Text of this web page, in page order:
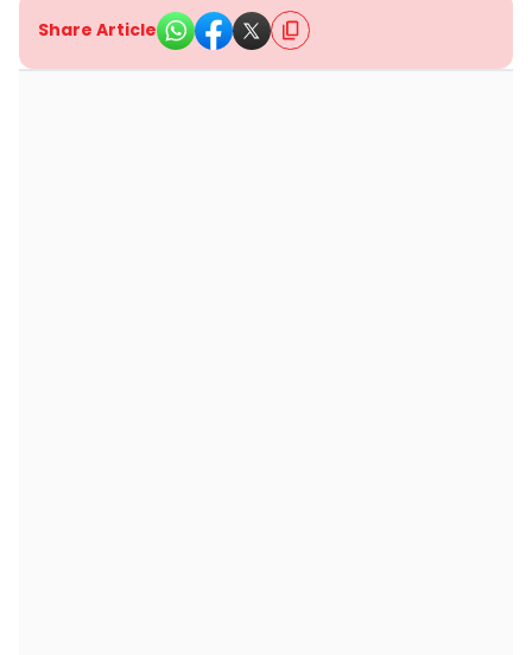
Share Article